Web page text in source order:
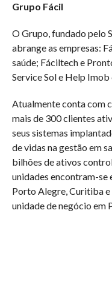
Grupo Fácil
O Grupo, fundado pelo
abrange as empresas:
saúde; Fáciltech e
Service Sol e Help
Atualmente conta com
mais de 300 clientes
seus sistemas
de vidas na gestão em
bilhões de ativos
unidades encontram-se
Porto Alegre, Curitiba e
unidade de negócio em